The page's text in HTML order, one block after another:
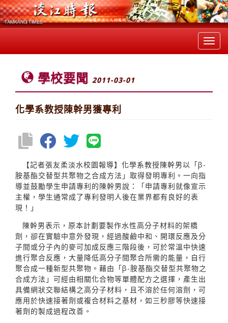
學校要聞 2011-03-01
化學系教授陳幹男獲專利
【記者張友柔淡水校園報導】化學系教授陳幹男以「β-
胺基酯交替型共聚物之合成方法」取得發明專利。一向指
導並鼓勵學生申請專利的陳幹男說：「申請專利就像宣示
主權，學生通常成了專利發明人後在業界都有良好的表
現！」
陳幹男表示，原本計劃要製作水性高分子材料的架橋
劑，卻在實驗中意外發現，經過酸鹼中和、開環反應及分
子間或分子內的麥可加成反應三階段後，可於常溫中快速
進行聚合反應，大量降低高分子間聚合所需的能量，自行
聚合成一種新型共聚物。藉由「β-胺基酯交替型共聚物之
合成方法」可經由相關化合物等單體配方之選擇，產生出
具備網狀交聯結構之高分子材料，且不溶於任何溶劑，可
應用於快速接著劑或複合材料之基材，如三秒膠等快速接
著劑的製成過程改善。